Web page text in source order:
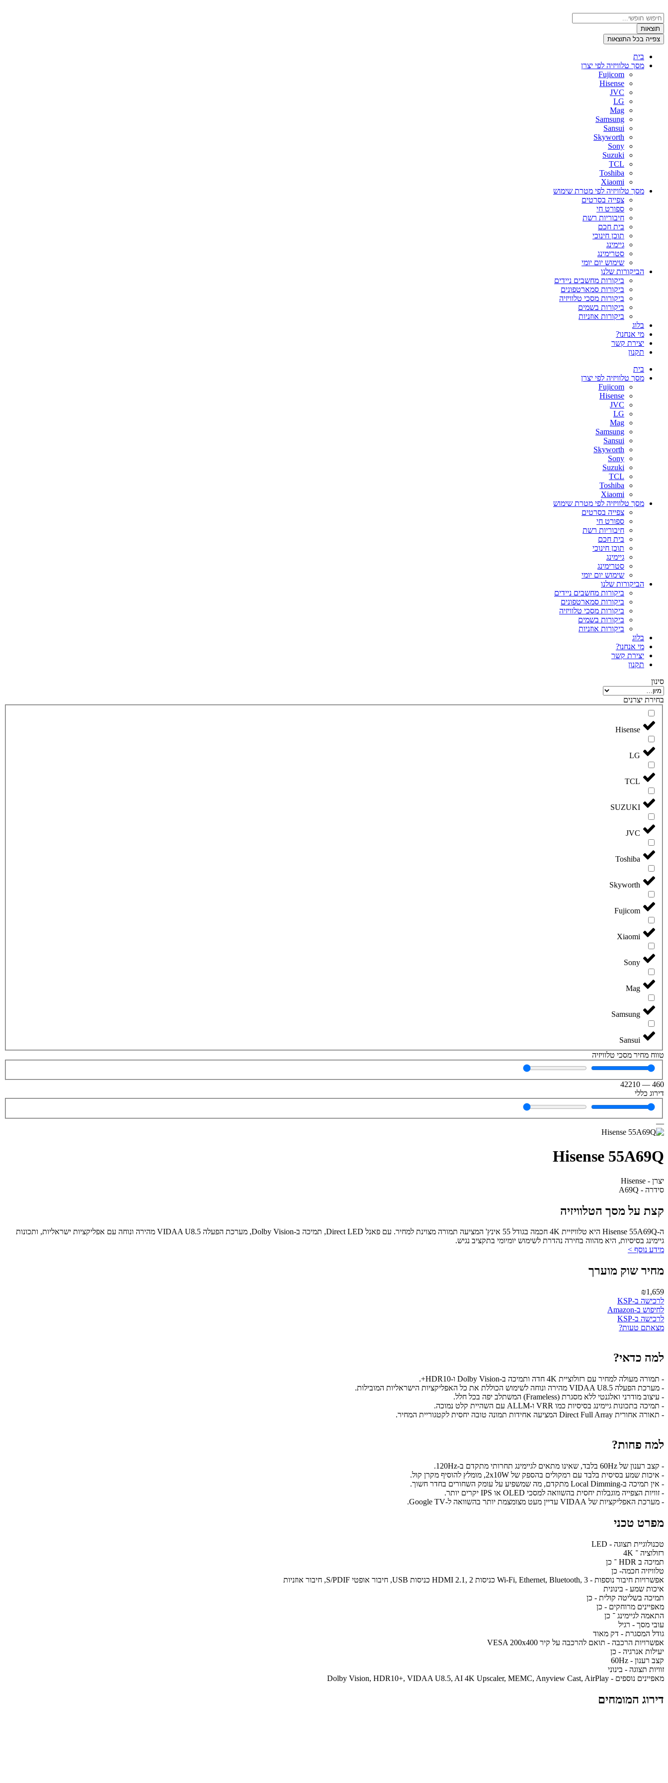
לתוכן
Search
...תוצאות
צפייה בכל התוצאות
בית
מסך טלוויזיה לפי יצרן
Fujicom
Hisense
JVC
LG
Mag
Samsung
Sansui
Skyworth
Sony
Suzuki
TCL
Toshiba
Xiaomi
מסך טלוויזיה לפי מטרת שימוש
צפייה בסרטים
ספורט חי
חיבוריות רשת
בית חכם
תוכן חינוכי
גיימינג
סטרימינג
שימוש יום יומי
הביקורות שלנו
ביקורות מחשבים ניידים
ביקורות סמארטפונים
ביקורות מסכי טלוויזיה
ביקורות בשמים
ביקורות אוזניות
בלוג
מי אנחנו?
יצירת קשר
תקנון
בית
מסך טלוויזיה לפי יצרן
Fujicom
Hisense
JVC
LG
Mag
Samsung
Sansui
Skyworth
Sony
Suzuki
TCL
Toshiba
Xiaomi
מסך טלוויזיה לפי מטרת שימוש
צפייה בסרטים
ספורט חי
חיבוריות רשת
בית חכם
תוכן חינוכי
גיימינג
סטרימינג
שימוש יום יומי
הביקורות שלנו
ביקורות מחשבים ניידים
ביקורות סמארטפונים
ביקורות מסכי טלוויזיה
ביקורות בשמים
ביקורות אוזניות
בלוג
מי אנחנו?
יצירת קשר
תקנון
סינון
בחירת יצרנים
Hisense
LG
TCL
SUZUKI
JVC
Toshiba
Skyworth
Fujicom
Xiaomi
Sony
Mag
Samsung
Sansui
טווח מחיר מסכי טלוויזיה
460
—
42210
דירוג כללי
—
Hisense 55A69Q
יצרן - Hisense
סידרה - A69Q
קצת על מסך הטלוויזיה
ה-Hisense 55A69Q היא טלוויזיית 4K חכמה בגודל 55 אינץ' המציעה תמורה מצוינת למחיר. עם פאנל Direct LED, תמיכה ב-Dolby Vision, מערכת הפעלה VIDAA U8.5 מהירה ונוחה עם אפליקציות ישראליות, ותכונות
גיימינג בסיסיות, היא מהווה בחירה נהדרת לשימוש יומיומי בתקציב נגיש.
מידע נוסף >
מחיר שוק מוערך
₪1,659
לרכישה ב-KSP
לחיפוש ב-Amazon
לרכישה ב-KSP
מצאתם טעות?
למה כדאי?
- תמורה מעולה למחיר עם רזולוציית 4K חדה ותמיכה ב-Dolby Vision ו-HDR10+.
- מערכת הפעלה VIDAA U8.5 מהירה ונוחה לשימוש הכוללת את כל האפליקציות הישראליות המובילות.
- עיצוב מודרני ואלגנטי ללא מסגרת (Frameless) המשתלב יפה בכל חלל.
- תמיכה בתכונות גיימינג בסיסיות כמו VRR ו-ALLM עם השהיית קלט נמוכה.
- תאורה אחורית Direct Full Array המציעה אחידות תמונה טובה יחסית לקטגוריית המחיר.
למה פחות?
- קצב רענון של 60Hz בלבד, שאינו מתאים לגיימינג תחרותי מתקדם ב-120Hz.
- איכות שמע בסיסית בלבד עם רמקולים בהספק של 2x10W, מומלץ להוסיף מקרן קול.
- אין תמיכה ב-Local Dimming מתקדם, מה שמשפיע על עומק השחורים בחדר חשוך.
- זוויות הצפייה מוגבלות יחסית בהשוואה למסכי OLED או IPS יקרים יותר.
- מערכת האפליקציות של VIDAA עדיין מעט מצומצמת יותר בהשוואה ל-Google TV.
מפרט טכני
טכנולוגיית תצוגה - LED
רזולוציה ־ 4K
תמיכה ב HDR ־ כן
טלוויזיה חכמה- כן
אפשרויות חיבור נוספות - Wi-Fi, Ethernet, Bluetooth, 3 כניסות HDMI 2.1, 2 כניסות USB, חיבור אופטי S/PDIF, חיבור אוזניות
איכות שמע - בינונית
תמיכה בשליטה קולית - כן
מאפיינים מרוחקים - כן
התאמה לגיימינג ־ כן
עובי מסך - רגיל
גודל המסגרת - דק מאוד
אפשרויות הרכבה - תואם להרכבה על קיר VESA 200x400
יעילות אנרגיה - כן
קצב רענון - 60Hz
זוויות תצוגה - בינוני
מאפיינים נוספים - Dolby Vision, HDR10+, VIDAA U8.5, AI 4K Upscaler, MEMC, Anyview Cast, AirPlay
דירוג המומחים